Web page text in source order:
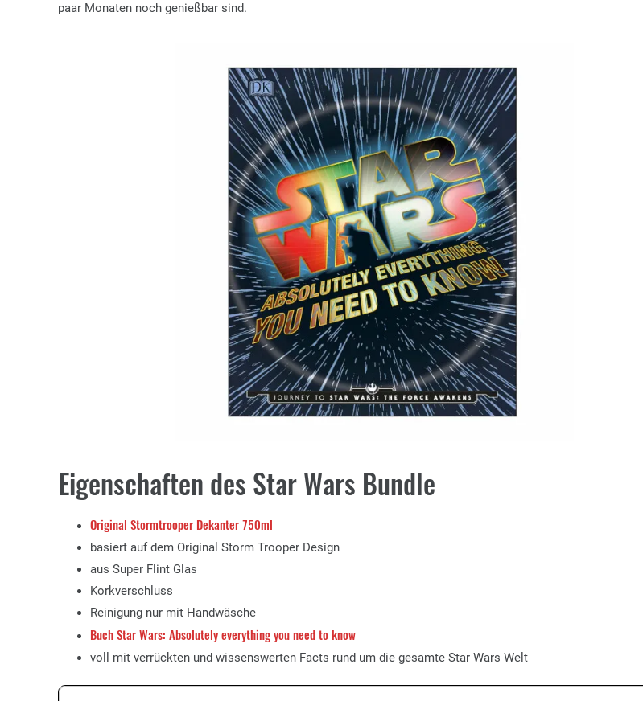
paar Monaten noch genießbar sind.
Eigenschaften des Star Wars Bundle
Original Stormtrooper Dekanter 750ml
basiert auf dem Original Storm Trooper Design
aus Super Flint Glas
Korkverschluss
Reinigung nur mit Handwäsche
Buch Star Wars: Absolutely everything you need to know
voll mit verrückten und wissenswerten Facts rund um die gesamte Star Wars Welt